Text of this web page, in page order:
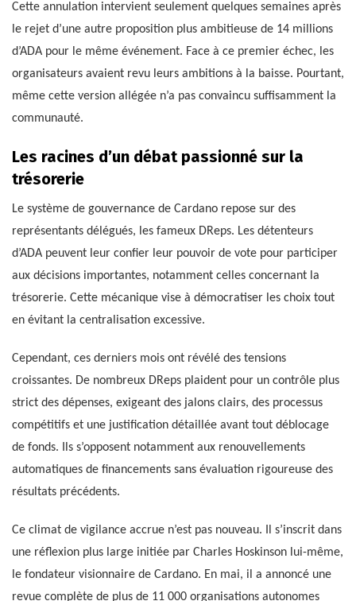
Cette annulation intervient seulement quelques semaines après
le rejet d’une autre proposition plus ambitieuse de 14 millions
d’ADA pour le même événement. Face à ce premier échec, les
organisateurs avaient revu leurs ambitions à la baisse. Pourtant,
même cette version allégée n’a pas convaincu suffisamment la
communauté.
Les racines d’un débat passionné sur la
trésorerie
Le système de gouvernance de Cardano repose sur des
représentants délégués, les fameux DReps. Les détenteurs
d’ADA peuvent leur confier leur pouvoir de vote pour participer
aux décisions importantes, notamment celles concernant la
trésorerie. Cette mécanique vise à démocratiser les choix tout
en évitant la centralisation excessive.
Cependant, ces derniers mois ont révélé des tensions
croissantes. De nombreux DReps plaident pour un contrôle plus
strict des dépenses, exigeant des jalons clairs, des processus
compétitifs et une justification détaillée avant tout déblocage
de fonds. Ils s’opposent notamment aux renouvellements
automatiques de financements sans évaluation rigoureuse des
résultats précédents.
Ce climat de vigilance accrue n’est pas nouveau. Il s’inscrit dans
une réflexion plus large initiée par Charles Hoskinson lui-même,
le fondateur visionnaire de Cardano. En mai, il a annoncé une
revue complète de plus de 11 000 organisations autonomes